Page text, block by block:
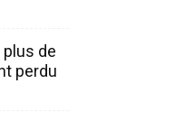
plus de
perdu